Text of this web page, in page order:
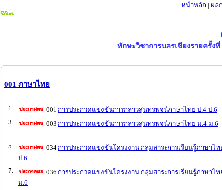
หน้าหลัก | ผล
ทักษะวิชาการนครเชียงรายครั้ง
001 ภาษาไทย
1. 001 การประกวดแข่งขันการกล่าวสุนทรพจน์ภาษาไทย ป.4-ป.6
3.
003 การประกวดแข่งขันการกล่าวสุนทรพจน์ภาษาไทย ม.4-ม.6
5. 034 การประกวดแข่งขันโครงงาน กลุ่มสาระการเรียนรู้ภาษาไท
ป.6
7.
036 การประกวดแข่งขันโครงงาน กลุ่มสาระการเรียนรู้ภาษาไท
ม.6